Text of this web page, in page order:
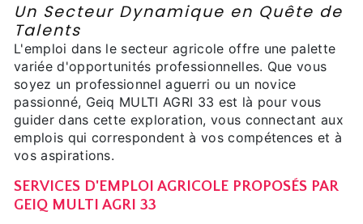
Un Secteur Dynamique en Quête de
Talents
L'emploi dans le secteur agricole offre une palette
variée d'opportunités professionnelles. Que vous
soyez un professionnel aguerri ou un novice
passionné, Geiq MULTI AGRI 33 est là pour vous
guider dans cette exploration, vous connectant aux
emplois qui correspondent à vos compétences et à
vos aspirations.
SERVICES D'EMPLOI AGRICOLE PROPOSÉS PAR
GEIQ MULTI AGRI 33